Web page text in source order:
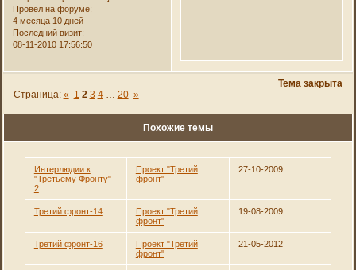
Провел на форуме:
4 месяца 10 дней
Последний визит:
08-11-2010 17:56:50
Тема закрыта
Страница: « 1 2 3 4 … 20 »
Похожие темы
Интерлюдии к
"Третьему Фронту" -
2
Проект "Третий
фронт"
27-10-2009
Третий фронт-14
Проект "Третий
фронт"
19-08-2009
Третий фронт-16
Проект "Третий
фронт"
21-05-2012